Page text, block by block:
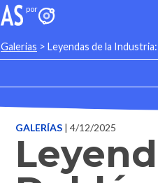
Galerias > Leyendas de la
GALERÍAS | 4/12/2025